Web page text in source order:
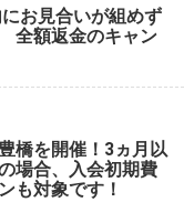
お見合いが組めず
全額返金のキャン
橋を開催！3ヵ月以
場合、入会初期費
も対象です！